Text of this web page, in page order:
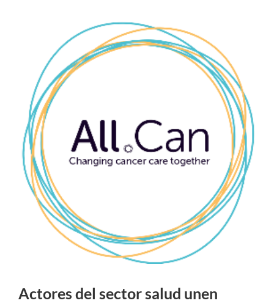
Actores del sector salud unen